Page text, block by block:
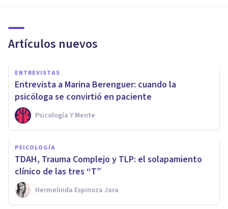
Artículos nuevos
ENTREVISTAS
Entrevista a Marina Berenguer: cuando la
psicóloga se convirtió en paciente
Psicología Y Mente
PSICOLOGÍA
TDAH, Trauma Complejo y TLP: el solapamiento
clínico de las tres “T”
Hermelinda Espinoza Jara